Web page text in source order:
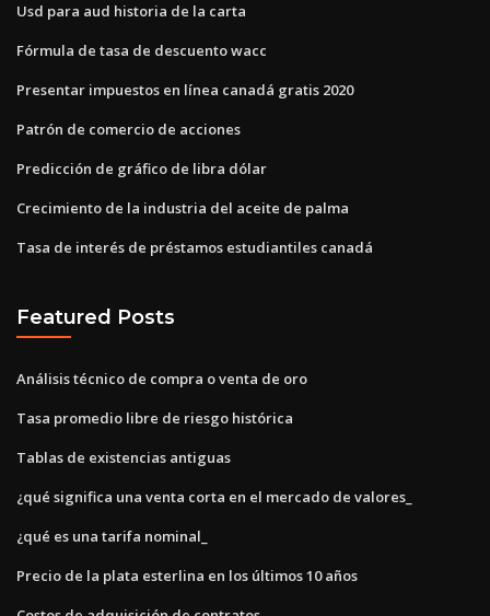
Usd para aud historia de la carta
Fórmula de tasa de descuento wacc
Presentar impuestos en línea canadá gratis 2020
Patrón de comercio de acciones
Predicción de gráfico de libra dólar
Crecimiento de la industria del aceite de palma
Tasa de interés de préstamos estudiantiles canadá
Featured Posts
Análisis técnico de compra o venta de oro
Tasa promedio libre de riesgo histórica
Tablas de existencias antiguas
¿qué significa una venta corta en el mercado de valores_
¿qué es una tarifa nominal_
Precio de la plata esterlina en los últimos 10 años